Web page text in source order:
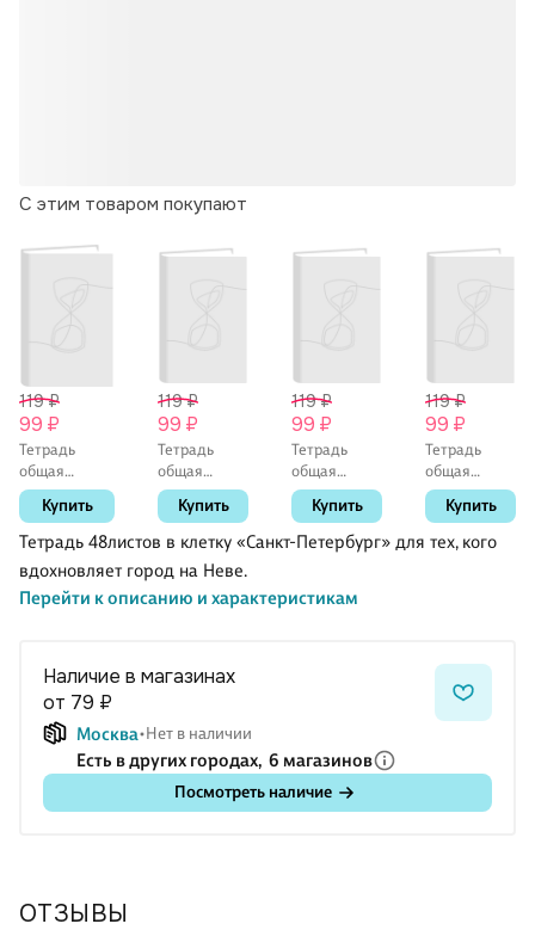
Тетрадь 48листов в клетку «Санкт-Петербург» для тех, кого
вдохновляет город на Неве.
Перейти к описанию и характеристикам
С этим товаром покупают
119 ₽
99 ₽
Тетрадь
общая
«Ночной
Санкт-
Петербург»,
48 листов в
клетку, А5 -
Знаковые
Купить
119 ₽
99 ₽
Тетрадь
общая
«Закат на
Неве», 48
листов в
клетку, А5 -
Знаковые
сувениры
Купить
119 ₽
99 ₽
Тетрадь
общая
«Дворцовая
площадь.
Ночь», 48
листов в
Знаковые
Купить
119 ₽
99 ₽
Тетрадь
общая
«Исаакиевский
собор», 48
листов в
Купить
Наличие в магазинах
от 79 ₽
Москва Нет в наличии
Есть в других городах, 6 магазинов
Посмотреть наличие
ОТЗЫВЫ